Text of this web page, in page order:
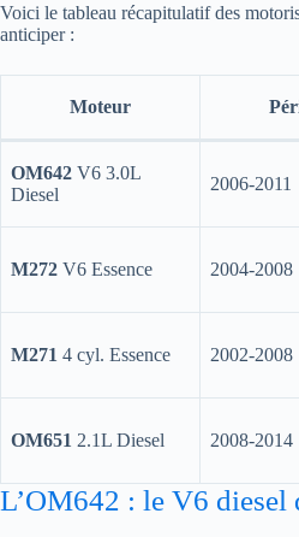
Voici le tableau récapitulatif des
anticiper :
Moteur
OM642 V6 3.0L
Diesel
2006-2011
M272 V6 Essence 2004-2008
M271 4 cyl. Essence 2002-2008
OM651 2.1L Diesel 2008-2014
L’OM642 : le V6